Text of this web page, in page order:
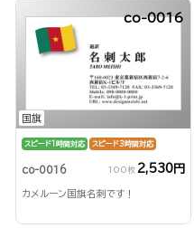
国旗
co-0016
スピード1時間対応 スピード3時間対応
co-0016 100枚 2,530円
カメルーン国旗名刺です！